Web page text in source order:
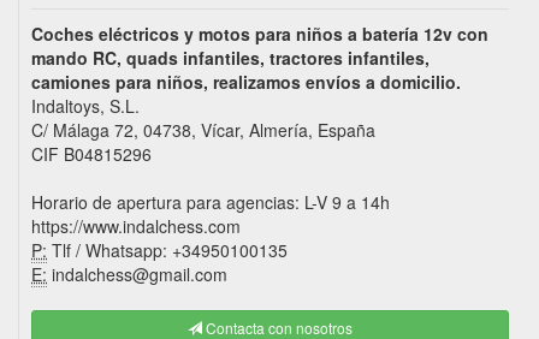
Coches eléctricos y motos para niños a batería 12v con
mando RC, quads infantiles, tractores infantiles,
camiones para niños, realizamos envíos a domicilio.
Indaltoys, S.L.
C/ Málaga 72, 04738, Vícar, Almería, España
CIF B04815296
Horario de apertura para agencias: L-V 9 a 14h
https://www.indalchess.com
P: Tlf / Whatsapp: +34950100135
E: indalchess@gmail.com
Contacta con nosotros